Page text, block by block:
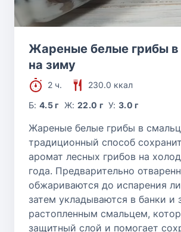
Жареные белые грибы в
на зиму
2 ч.
230.0 ккал
Б:4.5 г Ж: 22.0 г У:3.0 г
Жареные белые грибы в
традиционный способ
аромат лесных грибов на
года. Предварительно
обжариваются до испарения
затем укладываются в банки и
растопленным смальцем,
защитный слой и помогает